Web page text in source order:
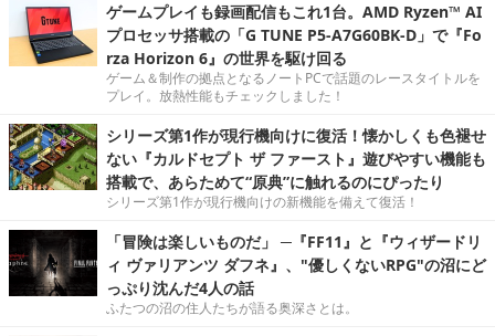
ゲームプレイも録画配信もこれ1台。AMD Ryzen™ AI
プロセッサ搭載の「G TUNE P5-A7G60BK-D」で『Fo
rza Horizon 6』の世界を駆け回る
ゲーム＆制作の拠点となるノートPCで話題のレースタイトルを
プレイ。放熱性能もチェックしました！
シリーズ第1作が現行機向けに復活！懐かしくも色褪せ
ない『カルドセプト ザ ファースト』遊びやすい機能も
搭載で、あらためて“原典”に触れるのにぴったり
シリーズ第1作が現行機向けの新機能を備えて復活！
「冒険は楽しいものだ」 ─『FF11』と『ウィザードリ
ィ ヴァリアンツ ダフネ』、"優しくないRPG"の沼にど
っぷり沈んだ4人の話
ふたつの沼の住人たちが語る奥深さとは。